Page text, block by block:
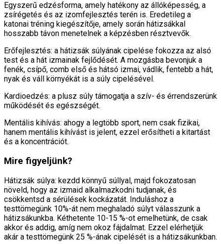
Egyszerű edzésforma, amely hatékony az állóképesség, a
zsírégetés és az izomfejlesztés terén is. Eredetileg a
katonai tréning kiegészítője, amely során hátizsákkal
hosszabb távon menetelnek a képzésben résztvevők.
Erőfejlesztés: a hátizsák súlyának cipelése fokozza az alsó
test és a hát izmainak fejlődését. A mozgásba bevonjuk a
fenék, csípő, comb első és hátsó izmai, vádlik, fentebb a hát,
nyak és váll környékát is a súly cipelésével.
Kardioedzés: a plusz súly támogatja a szív- és érrendszerünk
működését és egészségét.
Mentális kihívás: ahogy a legtöbb sport, nem csak fizikai,
hanem mentális kihívást is jelent, ezzel erősítheti a kitartást
és a koncentrációt.
Mire figyeljünk?
Hátizsák súlya: kezdd könnyű súllyal, majd fokozatosan
növeld, hogy az izmaid alkalmazkodni tudjanak, és
csökkentsd a sérülések kockázatát. Induláshoz a
testtömegünk 10%-át nem meghaladó súlyt válasszunk a
hátizsákunkba. Kéthetente 10-15 %-ot emelhetünk, de csak
akkor és addig, amíg nem okoz fájdalmat. Ezzel elérhetjük
akár a testtömegünk 25 %-ának cipelését is a hátizsákunkban.